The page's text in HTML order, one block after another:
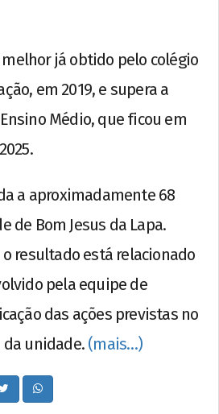
já obtido pelo colégio
em 2019, e supera a
Médio, que ficou em
a aproximadamente 68
de Bom Jesus da Lapa.
resultado está relacionado
pela equipe de
das ações previstas no
da unidade. (mais…)